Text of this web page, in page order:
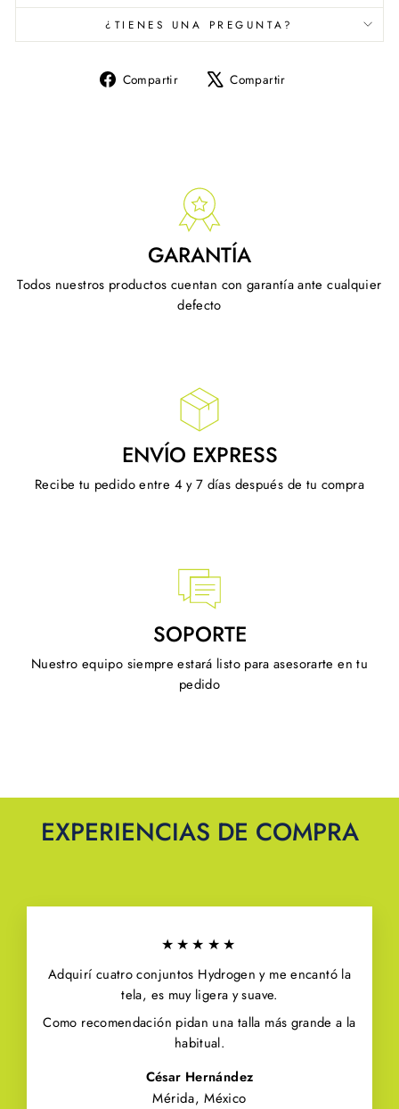
¿TIENES UNA PREGUNTA?
Compartir
CompartirCompartir
GARANTÍA
Todos nuestros productos cuentan con garantía ante cualquier
defecto
ENVÍO EXPRESS
Recibe tu pedido entre 4 y 7 días después de tu compra
SOPORTE
Nuestro equipo siempre estará listo para asesorarte en tu
pedido
EXPERIENCIAS DE COMPRA
★★★★★
Adquirí cuatro conjuntos Hydrogen y me encantó la
tela, es muy ligera y suave.
Como recomendación pidan una talla más grande a la
habitual.
César Hernández
Mérida, México